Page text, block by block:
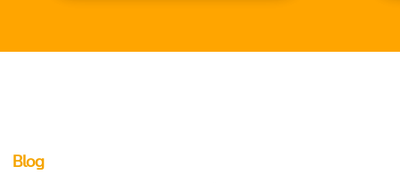
Blog